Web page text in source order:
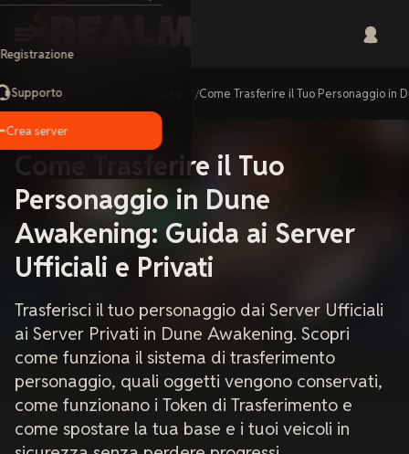
Registrazione
Supporto
Crea server
Come Trasferire il Tuo Personaggio in
Come Trasferire il Tuo
Personaggio in Dune
Awakening: Guida ai Server
Ufficiali e Privati
Trasferisci il tuo personaggio dai Server Ufficiali
ai Server Privati in Dune Awakening. Scopri
come funziona il sistema di trasferimento
personaggio, quali oggetti vengono conservati,
come funzionano i Token di Trasferimento e
come spostare la tua base e i tuoi veicoli in